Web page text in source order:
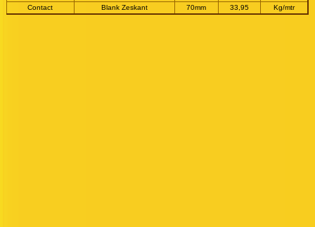
Contact
Blank Zeskant 70mm 33,95 Kg/mtr